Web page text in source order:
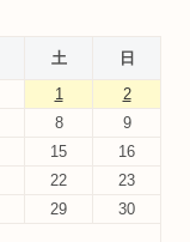
土
日
1
2
8
9
15
16
22
23
29
30